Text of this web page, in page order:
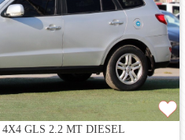
4X4 GLS 2.2 MT DIESEL